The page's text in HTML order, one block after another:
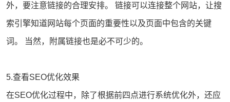
外，要注意链接的合理安排。 链接可以连接整个网站，让搜
索引擎知道网站每个页面的重要性以及页面中包含的关键
词。 当然，附属链接也是必不可少的。
5.查看SEO优化效果
在SEO优化过程中，除了根据前四点进行系统优化外，还应